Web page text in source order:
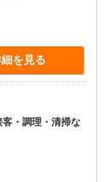
を見る
・調理・清掃な